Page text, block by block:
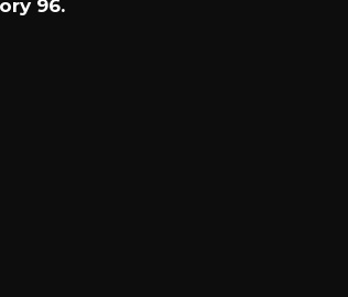
96.